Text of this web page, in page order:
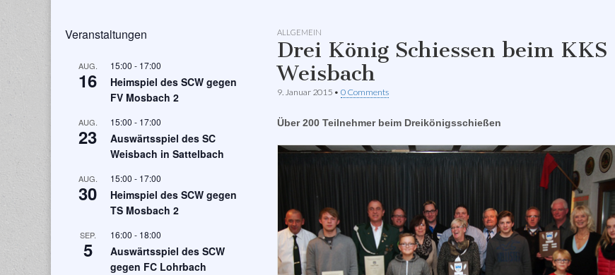
ALLGEMEIN
Drei König Schiessen beim KKS
Weisbach
9. Januar 2015 • 0 Comments
Über 200 Teilnehmer beim Dreikönigsschießen
Veranstaltungen
AUG.
16
15:00 - 17:00
Heimspiel des SCW gegen
FV Mosbach 2
AUG.
23
15:00 - 17:00
Auswärtsspiel des SC
Weisbach in Sattelbach
AUG.
30
15:00 - 17:00
Heimspiel des SCW gegen
TS Mosbach 2
SEP.
5
16:00 - 18:00
Auswärtsspiel des SCW
gegen FC Lohrbach